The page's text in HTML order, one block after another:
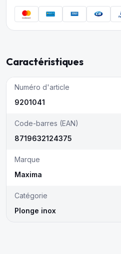
Caractéristiques
Numéro d'article
9201041
Code-barres (EAN)
8719632124375
Marque
Maxima
Catégorie
Plonge inox